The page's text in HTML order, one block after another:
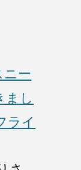
ニー
まし
ライ